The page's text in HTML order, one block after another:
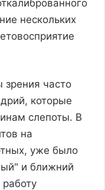
нескольких
зрения часто
которые
слепоты. В
на
уже было
и ближний